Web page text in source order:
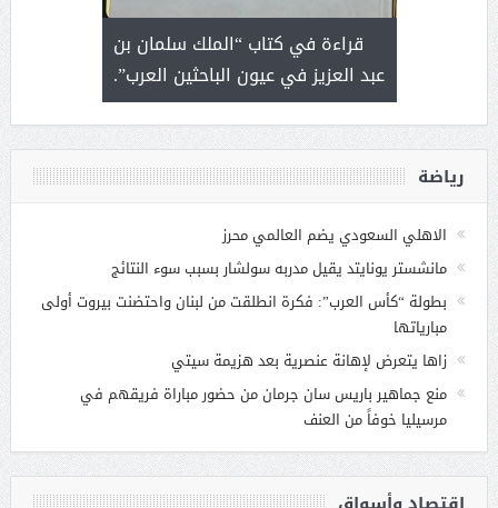
قراءة في كتاب “الملك سلمان بن
عبد العزيز في عيون الباحثين العرب”.
لايعرف
رياضة
الاهلي السعودي يضم العالمي محرز
مانشستر يونايتد يقيل مدربه سولشار بسبب سوء النتائج
بطولة “كأس العرب”: فكرة انطلقت من لبنان واحتضنت بيروت أولى
مبارياتها
زاها يتعرض لإهانة عنصرية بعد هزيمة سيتي
منع جماهير باريس سان جرمان من حضور مباراة فريقهم في
مرسيليا خوفاً من العنف